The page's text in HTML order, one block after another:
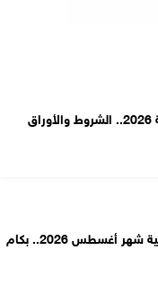
معاش تكافل وكرامة 2026.. الشروط والأوراق
أسعار السلع التموينية شهر أغسطس 2026.. بكام